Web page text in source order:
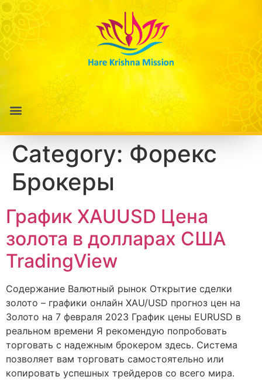
Category: Форекс
Брокеры
График XAUUSD Цена
золота в долларах США
TradingView
Содержание Валютный рынок Открытие сделки
золото – графики онлайн XAU/USD прогноз цен на
Золото на 7 февраля 2023 График цены EURUSD в
реальном времени Я рекомендую попробовать
торговать с надежным брокером здесь. Система
позволяет вам торговать самостоятельно или
копировать успешных трейдеров со всего мира.